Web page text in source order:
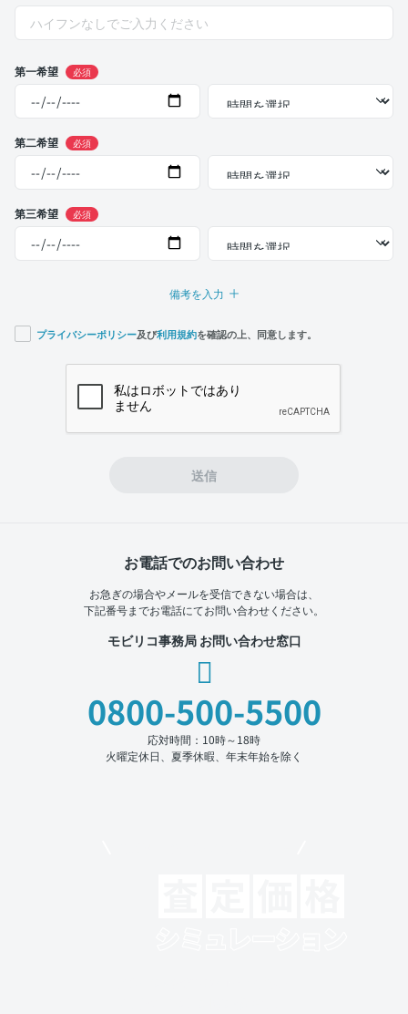
第一希望 必須
第二希望 必須
第三希望 必須
備考を入力
プライバシーポリシー及び利用規約を確認の上、同意します。
送信
お電話でのお問い合わせ
お急ぎの場合やメールを受信できない場合は、
下記番号までお電話にてお問い合わせください。
モビリコ事務局 お問い合わせ窓口
0800-500-5500
応対時間：10時～18時
火曜定休日、夏季休暇、年末年始を除く